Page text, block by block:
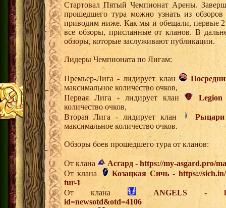
Стартовал Пятый Чемпионат Арены.
прошедшего тура можно узнать из
приводим ниже. Как мы и обещали, первые 2
все обзоры, присланные от кланов. В
обзоры, которые заслуживают публикации.
Лидеры Чемпионата по Лигам:
Премьер-Лига - лидирует клан
максимальное количество очков,
Первая Лига - лидирует клан
Legion
количество очков,
Вторая Лига - лидирует клан
максимальное количество очков.
Обзоры боев прошедшего тура от кланов:
От клана Асгард - https://my-asgard.pro/
От клана
Козацкая Сичь - https://
tur-1
От клана
ANGELS-
id=newsotd&otd=4106